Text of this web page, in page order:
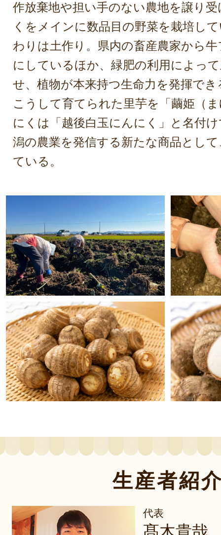
作放棄地や担い手のない農地を譲り
くをメインに数品目の野菜を栽培し
わりは土作り。県内の畜産農家から
にしているほか、緑肥の利用によっ
せ、植物が本来持つ生命力を発揮で
こうして育てられた里芋を「繭姫（
にくは「越後白玉にんにく」と名付
潟の農業を発信する新たな商品とし
ている。
生産者紹
代表